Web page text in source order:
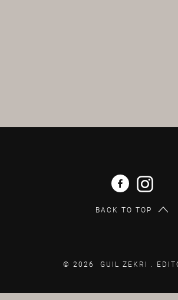
© 2026 GUIL ZEKRI .
BACK TO TOP